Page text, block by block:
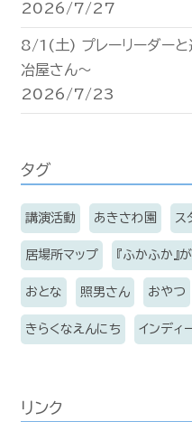
2026/7/27
8/1(土) プレーリーダーと
冶屋さん〜
2026/7/23
タグ
講演活動 あきさわ園 ス
居場所マップ 『ふかふか』
おとな 照男さん おやつ
きらくなえんにち インディ
リンク